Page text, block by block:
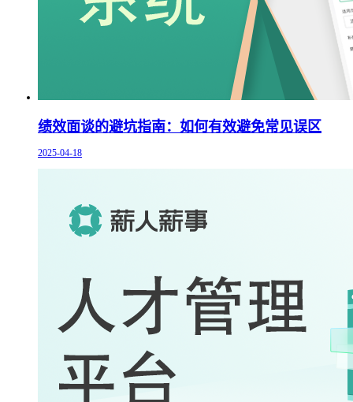
绩效面谈的避坑指南：如何有效避免常见误区
2025-04-18